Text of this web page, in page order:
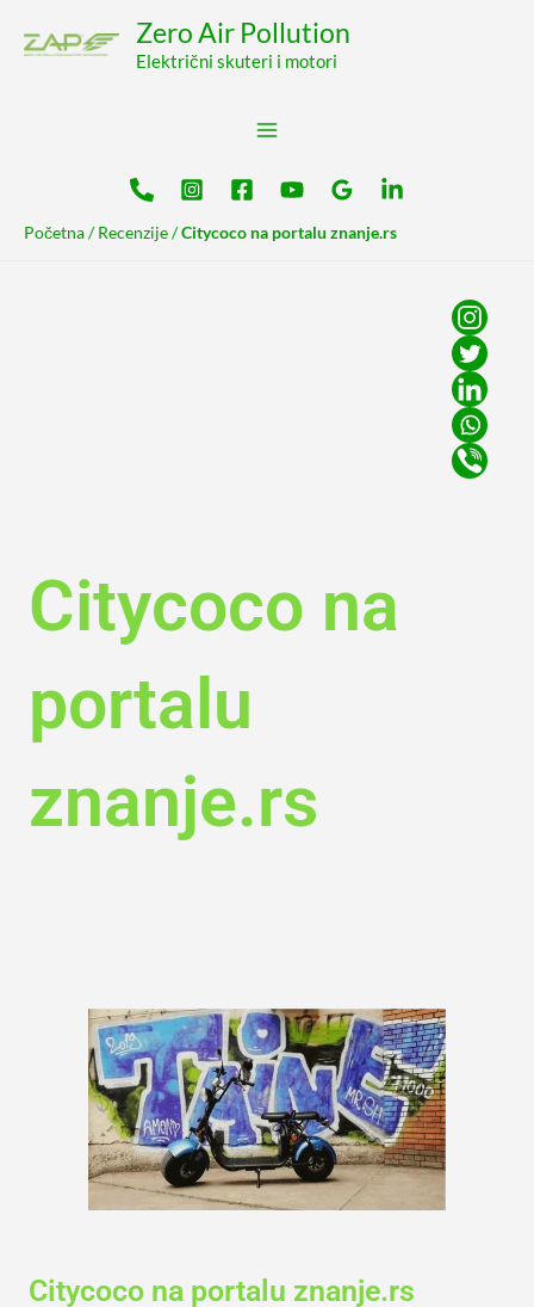
Zero Air Pollution
Električni skuteri i motori
Početna/Recenzije/Citycoco na portalu znanje.rs
Citycoco na
portalu
znanje.rs
Citycoco na portalu znanje.rs